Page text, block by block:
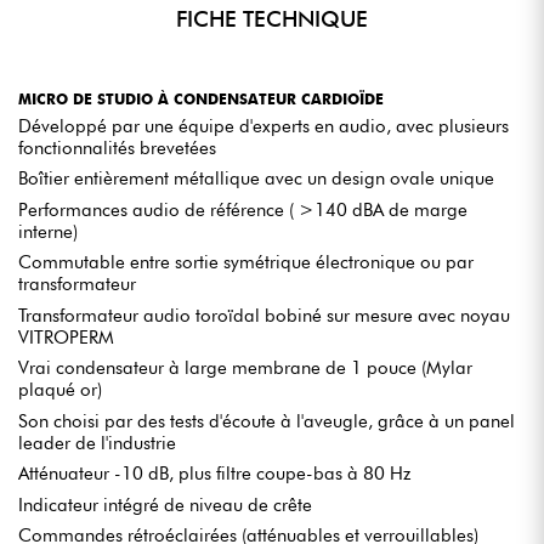
harmonique , parfaite pour les voix, guitares et cuivres.
MODE ÉLECTRONIQUE
idéale pour les percussions, les pianos et les instruments
dynamiques.
COMMANDES INTELLIGENTES ET ERGONOMIE
AVANCÉE
Conçu pour une utilisation fluide et fiable en studio, l’ESSENCE
intègre des
unfiltre coupe-baset unroll-offpour réduire les bruits
indésirables. Unindicateur LED de saturation
d’anticiper toute distorsion pendant l’enregistrement.
FICHE TECHNIQUE
MICRO DE STUDIO À CONDENSATEUR CARDIOÏDE
Développé par une équipe d'experts en audio, avec plusieurs
fonctionnalités brevetées
Boîtier entièrement métallique avec un design ovale unique
Performances audio de référence ( >140 dBA de marge
interne)
Commutable entre sortie symétrique électronique ou par
transformateur
Transformateur audio toroïdal bobiné sur mesure avec noyau
VITROPERM
Vrai condensateur à large membrane de 1 pouce (Mylar
plaqué or)
Son choisi par des tests d'écoute à l'aveugle, grâce à un panel
leader de l'industrie
Atténuateur -10 dB, plus filtre coupe-bas à 80 Hz
Indicateur intégré de niveau de crête
Commandes rétroéclairées (atténuables et verrouillables)